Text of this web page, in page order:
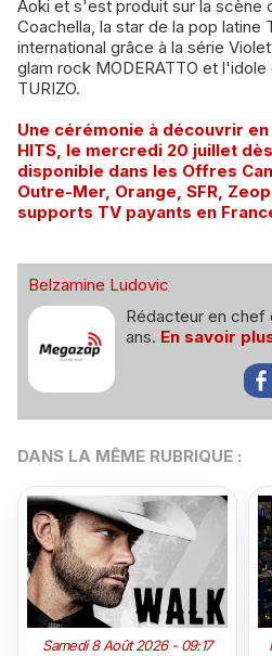
Aoki et s'est produit sur la scène
Coachella, la star de la pop latine
international grâce à la série
glam rock MODERATTO et
TURIZO.
Une cérémonie à découvrir
HITS, le mercredi 20 juillet
disponible dans les Offres
Outre-Mer, Orange, SFR,
supports TV payants en
Belzamine Ludovic
Rédacteur en chef
ans. En savoir
DANS LA MÊME RUBRIQUE :
Samedi 8 Août 2026 - 09:17